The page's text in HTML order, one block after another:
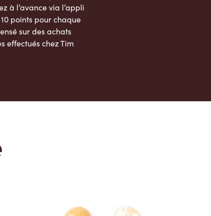
à l’avance via l’appli
points pour chaque
sur des achats
effectués chez Tim